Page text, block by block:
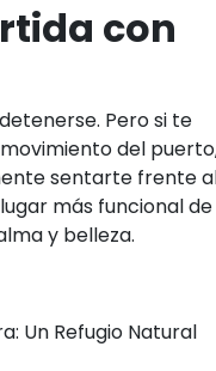
con
Pero si te
del
sentarte frente
más funcional de
y belleza.